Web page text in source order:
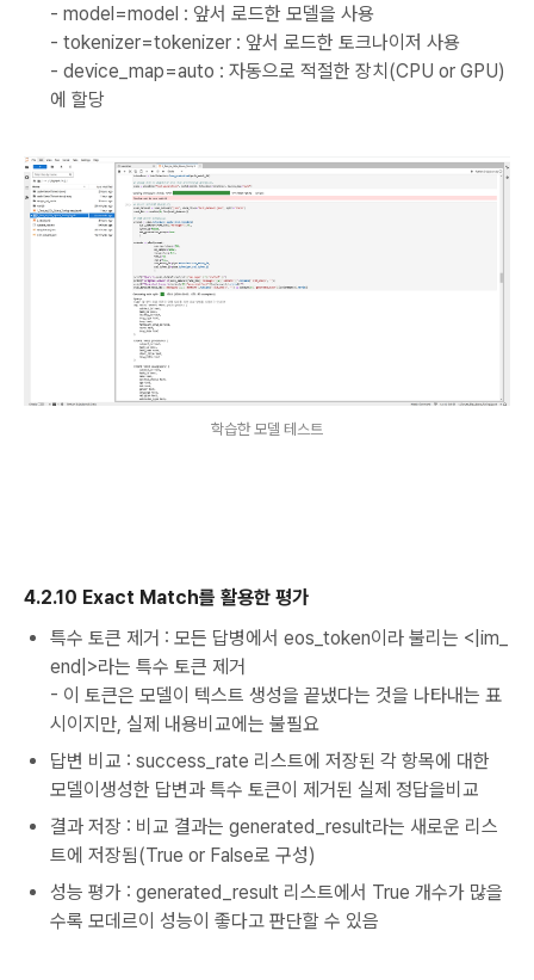
- model=model : 앞서 로드한 모델을 사용
- tokenizer=tokenizer : 앞서 로드한 토크나이저 사용
- device_map=auto : 자동으로 적절한 장치(CPU or GPU)
에 할당
학습한 모델 테스트
4.2.10 Exact Match를 활용한 평가
특수 토큰 제거 : 모든 답병에서 eos_token이라 불리는 <|im_
end|>라는 특수 토큰 제거
- 이 토큰은 모델이 텍스트 생성을 끝냈다는 것을 나타내는 표
시이지만, 실제 내용비교에는 불필요
답변 비교 : success_rate 리스트에 저장된 각 항목에 대한
모델이생성한 답변과 특수 토큰이 제거된 실제 정답을비교
결과 저장 : 비교 결과는 generated_result라는 새로운 리스
트에 저장됨(True or False로 구성)
성능 평가 : generated_result 리스트에서 True 개수가 많을
수록 모데르이 성능이 좋다고 판단할 수 있음